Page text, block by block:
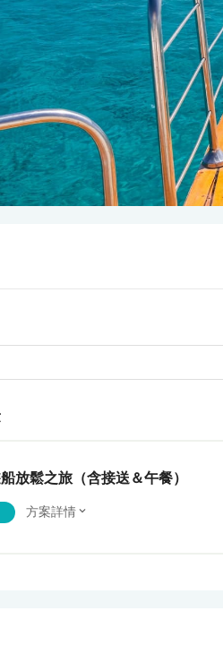
放鬆之旅（含接送＆午餐）
方案詳情